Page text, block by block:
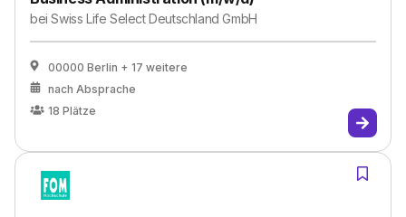
beiSwiss Life Select Deutschland GmbH
00000 Berlin + 17 weitere
nach Absprache
18 Plätze